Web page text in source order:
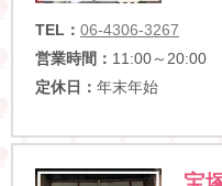
TEL： 06-4306-3267
営業時間： 11:00～20:00
定休日： 年末年始